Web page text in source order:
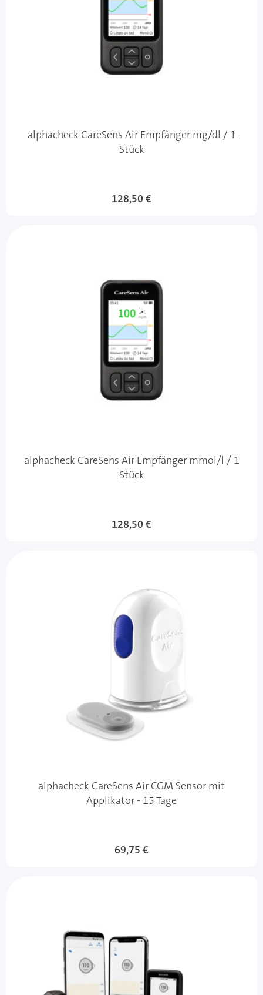
alphacheck CareSens Air Empfänger mg/dl / 1
Stück
128,50 €
alphacheck CareSens Air Empfänger mmol/l / 1
Stück
128,50 €
alphacheck CareSens Air CGM Sensor mit
Applikator - 15 Tage
69,75 €